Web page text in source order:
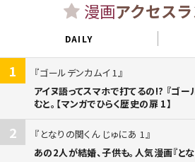
漫画アクセス
DAILY
1
ゴールデンカムイ 1
アイヌ語ってスマホで打てるの!? 『ゴ
むと。【マンガでひらく歴史の扉 1】
2
となりの関くん じゅにあ 1
あの2人が結婚、子供も。人気漫画『と